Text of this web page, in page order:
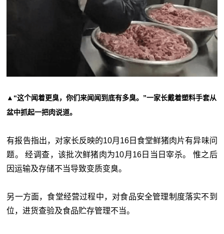
▲“这个闻着更臭，你们来闻闻到底有多臭。”一家长戴着塑料手套从
盆中抓起一把肉说道。
有报告指出，对家长反映的10月16日食堂鲜猪肉片有异味问
题。 经调查，该批次鲜猪肉为10月16日当日宰杀。 惟之后
因运输及存储不当导致变质变臭。
另一方面，食堂经营过程中，对食品安全管理制度落实不到
位，进货查验及食品贮存管理不当。